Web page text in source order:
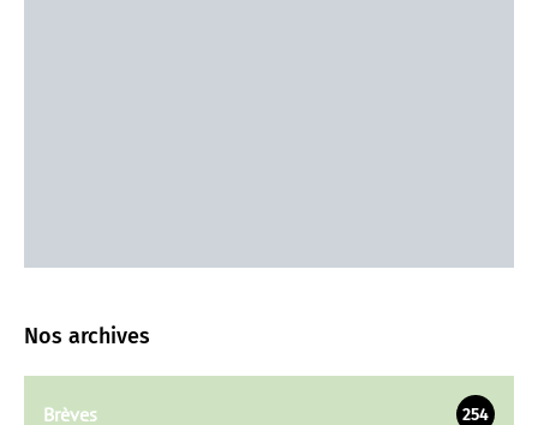
Nos archives
Brèves 254